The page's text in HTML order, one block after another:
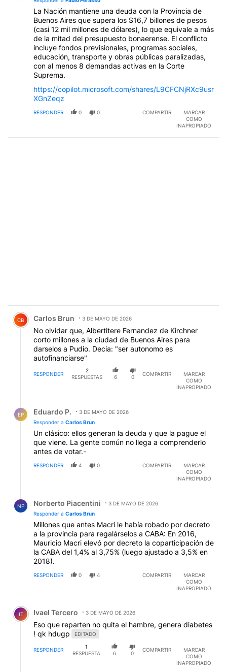
La Nación mantiene una deuda con la Provincia de
Buenos Aires que supera los $16,7 billones de pesos
(casi 12 mil millones de dólares), lo que equivale a más
de la mitad del presupuesto bonaerense. El conflicto
incluye fondos previsionales, programas sociales,
educación, transporte y obras públicas paralizadas,
con al menos 8 demandas activas en la Corte
Suprema.
https://copilot.microsoft.com/shares/L9CFCNjRXc9usr
XGnZeqz
RESPONDER 0 0 COMPARTIR
MARCAR
COMO
INAPROPIADO
Comentario de Carlos Brun.
CB Carlos Brun 3 DE MAYO DE 2026
No olvidar que, Albertitere Fernandez de Kirchner
corto millones a la ciudad de Buenos Aires para
darselos a Pudio. Decia: "ser autonomo es
autofinanciarse"
RESPONDER
2
RESPUESTAS
6 0
COMPARTIR
MARCAR
COMO
INAPROPIADO
EP Eduardo P.
3 DE MAYO DE 2026
Responder a Carlos Brun
Un clásico: ellos generan la deuda y que la pague el
que viene. La gente común no llega a comprenderlo
antes de votar.-
RESPONDER 4 0 COMPARTIR
MARCAR
COMO
INAPROPIADO
NP Norberto Piacentini
3 DE MAYO DE 2026
Responder a Carlos Brun
Millones que antes Macri le había robado por decreto
a la provincia para regalárselos a CABA: En 2016,
Mauricio Macri elevó por decreto la coparticipación de
la CABA del 1,4% al 3,75% (luego ajustado a 3,5% en
2018).
RESPONDER 0 4 COMPARTIR
MARCAR
COMO
INAPROPIADO
Comentario de Ivael Tercero.
IT Ivael Tercero 3 DE MAYO DE 2026
Eso que reparten no quita el hambre, genera diabetes
! qk hdugp
EDITADO
RESPONDER
1
RESPUESTA
6 0
COMPARTIR
MARCAR
COMO
INAPROPIADO